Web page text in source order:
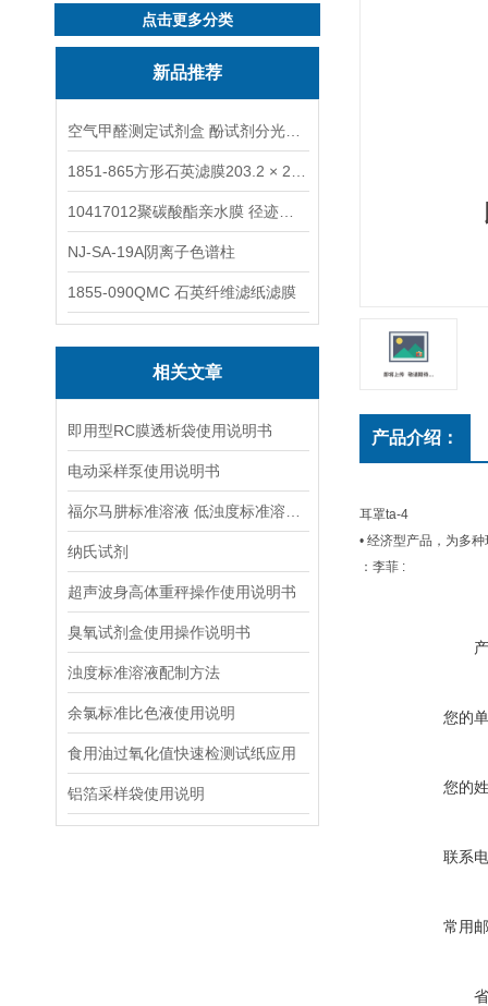
点击更多分类
新品推荐
NJ-SA-19A阴离子色谱柱
1855-090QMC 石英纤维滤纸滤膜
相关文章
即用型RC膜透析袋使用说明书
电动采样泵使用说明书
纳氏试剂
超声波身高体重秤操作使用说明书
臭氧试剂盒使用操作说明书
浊度标准溶液配制方法
余氯标准比色液使用说明
食用油过氧化值快速检测试纸应用
铝箔采样袋使用说明
产品介绍：
耳罩ta-4
• 经济型产品，为多
：李菲 :
您的
您的
联系
常用